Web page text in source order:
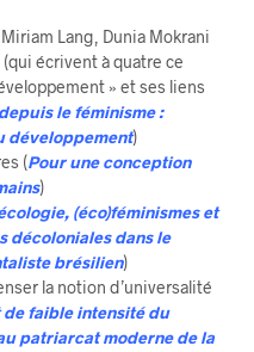
Lang, Dunia Mokrani
écrivent à quatre ce
» et ses liens
le féminisme :
développement)
(Pour une conception
)
(éco)féminismes et
décoloniales dans le
brésilien)
la notion d’universalité
faible intensité du
patriarcat moderne de la